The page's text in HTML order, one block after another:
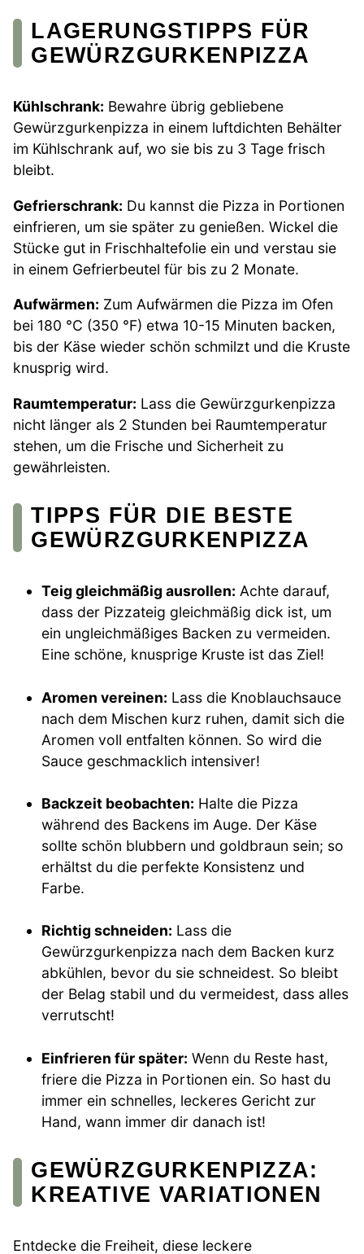
LAGERUNGSTIPPS FÜR
GEWÜRZGURKENPIZZA
Kühlschrank: Bewahre übrig gebliebene
Gewürzgurkenpizza in einem luftdichten Behälter
im Kühlschrank auf, wo sie bis zu 3 Tage frisch
bleibt.
Gefrierschrank: Du kannst die Pizza in Portionen
einfrieren, um sie später zu genießen. Wickel die
Stücke gut in Frischhaltefolie ein und verstau sie
in einem Gefrierbeutel für bis zu 2 Monate.
Aufwärmen: Zum Aufwärmen die Pizza im Ofen
bei 180 °C (350 °F) etwa 10-15 Minuten backen,
bis der Käse wieder schön schmilzt und die Kruste
knusprig wird.
Raumtemperatur: Lass die Gewürzgurkenpizza
nicht länger als 2 Stunden bei Raumtemperatur
stehen, um die Frische und Sicherheit zu
gewährleisten.
TIPPS FÜR DIE BESTE
GEWÜRZGURKENPIZZA
Teig gleichmäßig ausrollen: Achte darauf,
dass der Pizzateig gleichmäßig dick ist, um
ein ungleichmäßiges Backen zu vermeiden.
Eine schöne, knusprige Kruste ist das Ziel!
Aromen vereinen: Lass die Knoblauchsauce
nach dem Mischen kurz ruhen, damit sich die
Aromen voll entfalten können. So wird die
Sauce geschmacklich intensiver!
Backzeit beobachten: Halte die Pizza
während des Backens im Auge. Der Käse
sollte schön blubbern und goldbraun sein; so
erhältst du die perfekte Konsistenz und
Farbe.
Richtig schneiden: Lass die
Gewürzgurkenpizza nach dem Backen kurz
abkühlen, bevor du sie schneidest. So bleibt
der Belag stabil und du vermeidest, dass alles
verrutscht!
Einfrieren für später: Wenn du Reste hast,
friere die Pizza in Portionen ein. So hast du
immer ein schnelles, leckeres Gericht zur
Hand, wann immer dir danach ist!
GEWÜRZGURKENPIZZA:
KREATIVE VARIATIONEN
Entdecke die Freiheit, diese leckere